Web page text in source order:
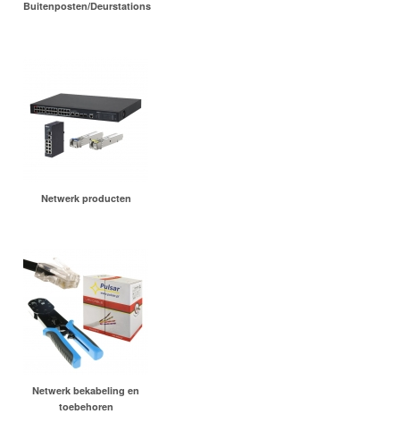
Buitenposten/Deurstations
Netwerk producten
Netwerk bekabeling en
toebehoren